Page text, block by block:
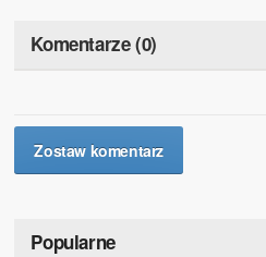
Komentarze (0)
Zostaw komentarz
Popularne